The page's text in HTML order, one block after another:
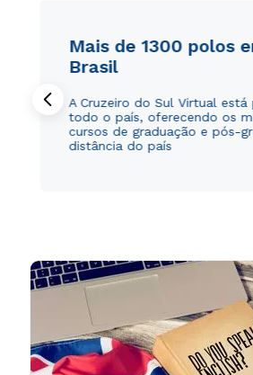
Mais de 1300 polos
Brasil
A Cruzeiro do Sul Virtual está
todo o país, oferecendo os
cursos de graduação e pós-
distância do país